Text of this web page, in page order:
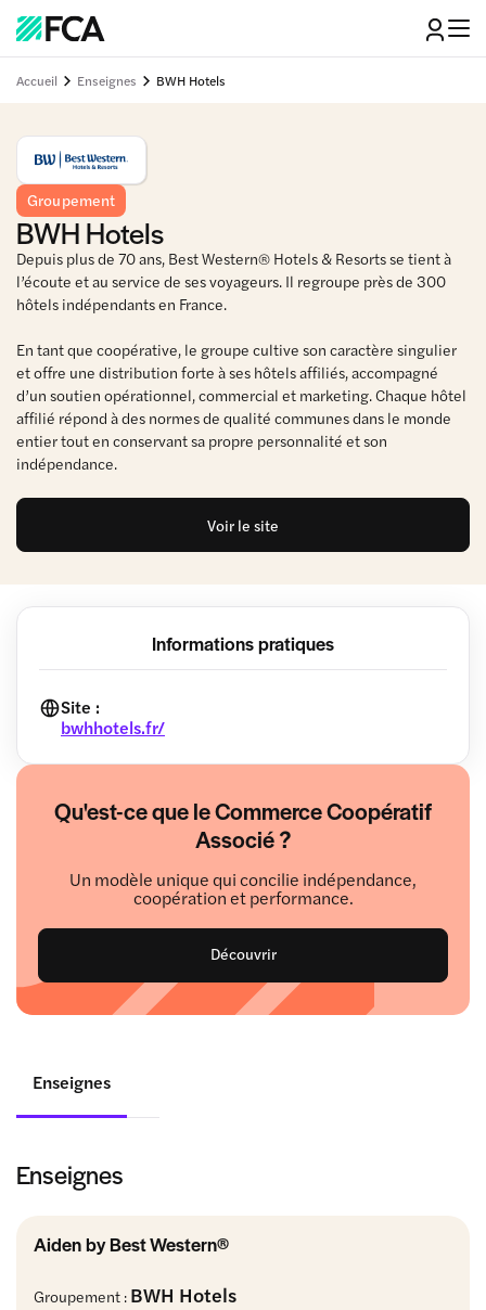
Accueil Enseignes BWH Hotels
Groupement
BWH Hotels
Depuis plus de 70 ans, Best Western® Hotels & Resorts se tient à
l’écoute et au service de ses voyageurs. Il regroupe près de 300
hôtels indépendants en France.
En tant que coopérative, le groupe cultive son caractère singulier
et offre une distribution forte à ses hôtels affiliés, accompagné
d’un soutien opérationnel, commercial et marketing. Chaque hôtel
affilié répond à des normes de qualité communes dans le monde
entier tout en conservant sa propre personnalité et son
indépendance.
Voir le site
Informations pratiques
Site :
bwhhotels.fr/
Qu'est-ce que le Commerce Coopératif
Associé ?
Un modèle unique qui concilie indépendance,
coopération et performance.
Découvrir
Enseignes
Enseignes
Aiden by Best Western®
Groupement : BWH Hotels